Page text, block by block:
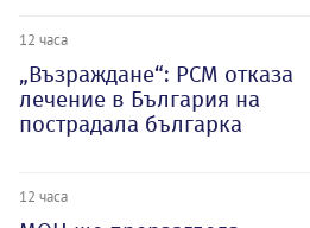
12 часа
„Възраждане“: РСМ отказа
лечение в България на
пострадала българка
12 часа